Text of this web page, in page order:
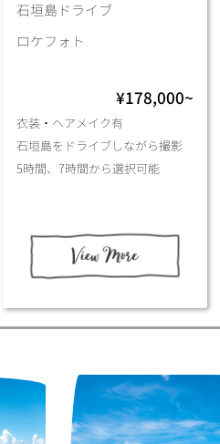
石垣島ドライブ
ロケフォト
¥178,000~
衣装・ヘアメイク有
石垣島をドライブしながら撮影
5時間、7時間から選択可能